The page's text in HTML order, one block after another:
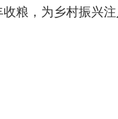
粮，为乡村振兴注